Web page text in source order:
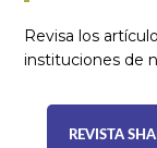
Revisa los
instituciones de
REVISTA